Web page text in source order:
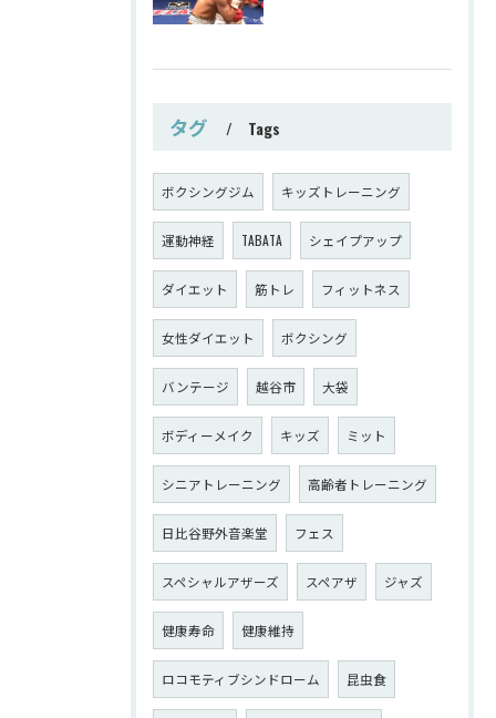
タグ Tags
ボクシングジム キッズトレーニング
運動神経 TABATA シェイプアップ
ダイエット 筋トレ フィットネス
女性ダイエット ボクシング
バンテージ 越谷市 大袋
ボディーメイク キッズ ミット
シニアトレーニング 高齢者トレーニング
日比谷野外音楽堂 フェス
スペシャルアザーズ スペアザ ジャズ
健康寿命 健康維持
ロコモティブシンドローム 昆虫食